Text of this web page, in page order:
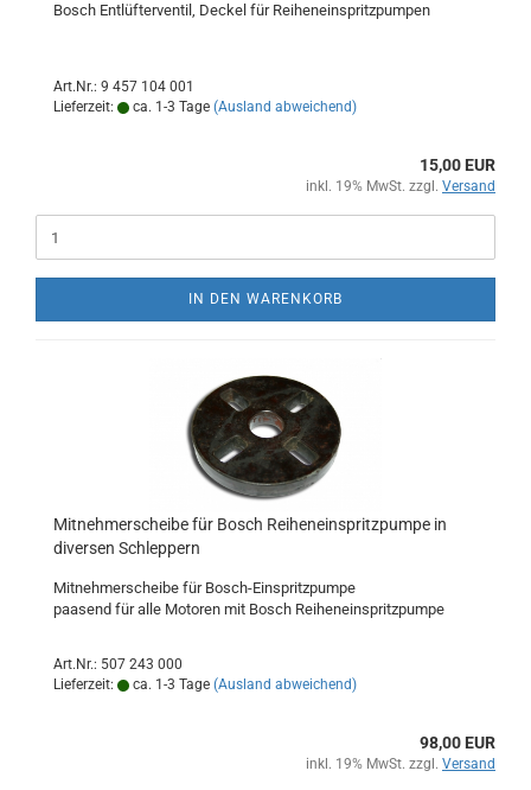
Bosch Entlüfterventil, Deckel für Reiheneinspritzpumpen
Art.Nr.: 9 457 104 001
Lieferzeit:
ca. 1-3 Tage (Ausland abweichend)
15,00 EUR
inkl. 19% MwSt. zzgl. Versand
IN DEN WARENKORB
Mitnehmerscheibe für Bosch Reiheneinspritzpumpe in
diversen Schleppern
Mitnehmerscheibe für Bosch-Einspritzpumpe
paasend für alle Motoren mit Bosch Reiheneinspritzpumpe
Art.Nr.: 507 243 000
Lieferzeit:
ca. 1-3 Tage (Ausland abweichend)
98,00 EUR
inkl. 19% MwSt. zzgl. Versand